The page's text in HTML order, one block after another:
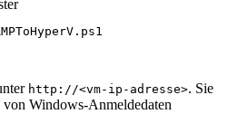
http://<vm-ip-adresse>. Sie
Windows-Anmeldedaten